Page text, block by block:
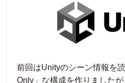
前回はUnityのシーン情報を
Only」な構成を作りました